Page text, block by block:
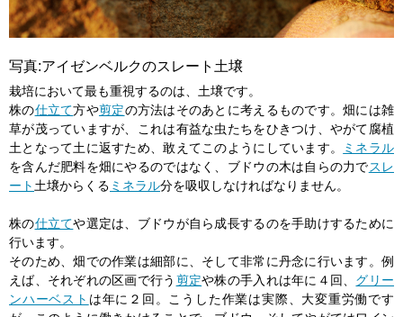
写真:アイゼンベルクのスレート土壌
栽培において最も重視するのは、土壌です。
株の仕立て方や剪定の方法はそのあとに考えるものです。畑には雑
草が茂っていますが、これは有益な虫たちをひきつけ、やがて腐植
土となって土に返すため、敢えてこのようにしています。
ミネラル
を含んだ肥料を畑にやるのではなく、ブドウの木は自らの力でスレ
ート土壌からくる ミネラル分を吸収しなければなりません。
株の仕立てや選定は、ブドウが自ら成長するのを手助けするために
行います。
そのため、畑での作業は細部に、そして非常に丹念に行います。例
えば、それぞれの区画で行う 剪定や株の手入れは年に４回、 グリー
ンハーベスト は年に２回。こうした作業は実際、大変重労働です